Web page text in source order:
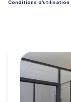
Conditions d'utilisation